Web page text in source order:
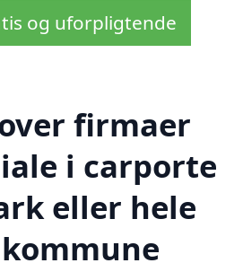
og uforpligtende
firmaer
i carporte
eller hele